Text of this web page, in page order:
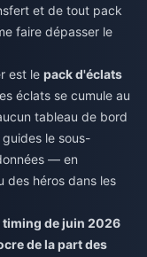
et de tout pack
faire dépasser le
est le pack d'éclats
éclats se cumule au
tableau de bord
le sous-
— en
des héros dans les
timing de juin 2026
de la part des